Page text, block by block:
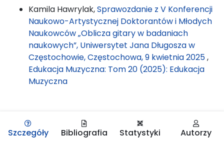
Kamila Hawrylak,Sprawozdanie z V Konferencji
Naukowo-Artystycznej Doktorantów i Młodych
Naukowców „Oblicza gitary w badaniach
naukowych”, Uniwersytet Jana Długosza w
Częstochowie, Częstochowa, 9 kwietnia 2025,
Edukacja Muzyczna: Tom 20 (2025): Edukacja
Muzyczna
Szczegóły Bibliografia Statystyki Autorzy